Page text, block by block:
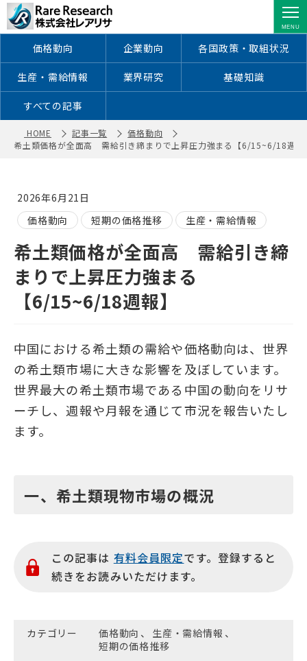
希土類価格が全面高 需給引き締まり
で上昇圧力強まる【6/15~6/18週報】
｜ 株式会社レアリサ
価格動向 企業動向 各国政策・取組状況
生産・需給情報 業界研究 基礎知識
すべての記事
HOME 記事一覧
価格動向
希土類価格が全面高 需給引き締まりで上昇圧力強まる【6/15~6/18週報
2026年6月21日
価格動向
短期の価格推移 生産・需給情報
希土類価格が全面高 需給引き締
まりで上昇圧力強まる
【6/15~6/18週報】
中国における希土類の需給や価格動向は、世界
の希土類市場に大きな影響を及ぼしています。
世界最大の希土類市場である中国の動向をリサ
ーチし、週報や月報を通じて市況を報告いたし
ます。
一、希土類現物市場の概況
この記事は 有料会員限定です。登録すると
続きをお読みいただけます。
カテゴリー 価格動向 、 生産・需給情報 、
短期の価格推移